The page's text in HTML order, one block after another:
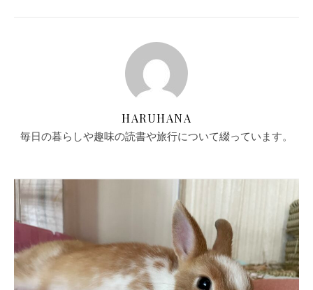
HARUHANA
毎日の暮らしや趣味の読書や旅行について綴っています。